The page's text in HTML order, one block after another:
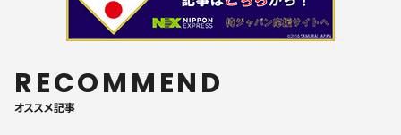
RECOMMEND
オススメ記事